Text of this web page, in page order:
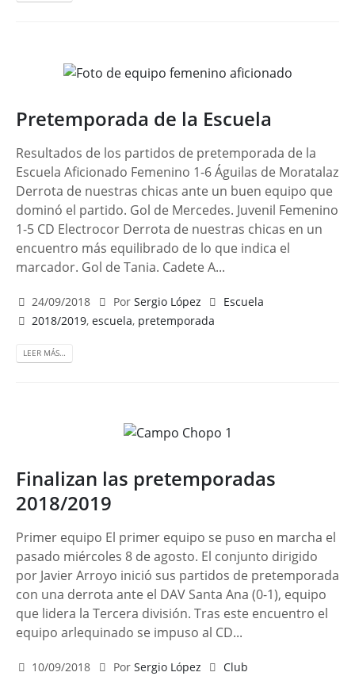
Pretemporada de la Escuela
Resultados de los partidos de pretemporada de la
Escuela Aficionado Femenino 1-6 Águilas de Moratalaz
Derrota de nuestras chicas ante un buen equipo que
dominó el partido. Gol de Mercedes. Juvenil Femenino
1-5 CD Electrocor Derrota de nuestras chicas en un
encuentro más equilibrado de lo que indica el
marcador. Gol de Tania. Cadete A...
24/09/2018 Por Sergio López
Escuela
2018/2019,escuela, pretemporada
LEER MÁS…
Finalizan las pretemporadas
2018/2019
Primer equipo El primer equipo se puso en marcha el
pasado miércoles 8 de agosto. El conjunto dirigido
por Javier Arroyo inició sus partidos de pretemporada
con una derrota ante el DAV Santa Ana (0-1), equipo
que lidera la Tercera división. Tras este encuentro el
equipo arlequinado se impuso al CD...
10/09/2018 Por Sergio López
Club